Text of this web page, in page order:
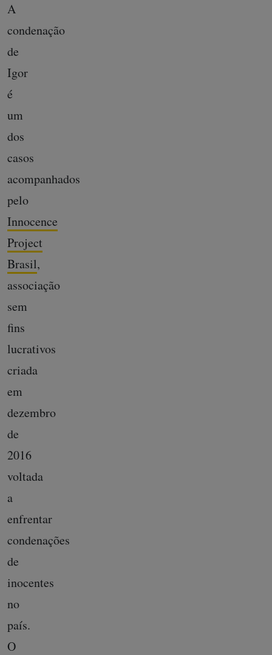
A
condenação
de
Igor
é
um
dos
casos
acompanhados
pelo
Innocence
Project
Brasil,
associação
sem
fins
lucrativos
criada
em
dezembro
de
2016
voltada
a
enfrentar
condenações
de
inocentes
no
país.
O